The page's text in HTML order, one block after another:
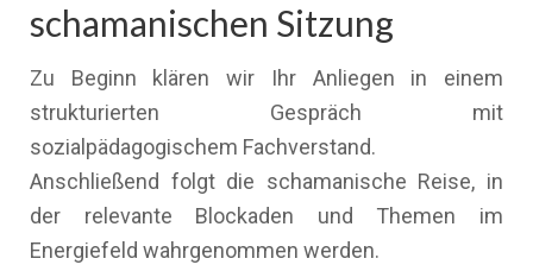
schamanischen Sitzung
Zu Beginn klären wir Ihr Anliegen in einem
strukturierten Gespräch mit
sozialpädagogischem Fachverstand.
Anschließend folgt die schamanische Reise, in
der relevante Blockaden und Themen im
Energiefeld wahrgenommen werden.